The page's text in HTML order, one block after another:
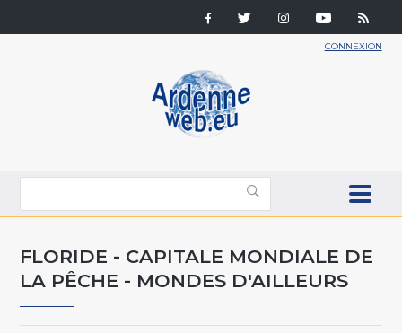
CONNEXION
FLORIDE - CAPITALE MONDIALE DE
LA PÊCHE - MONDES D'AILLEURS